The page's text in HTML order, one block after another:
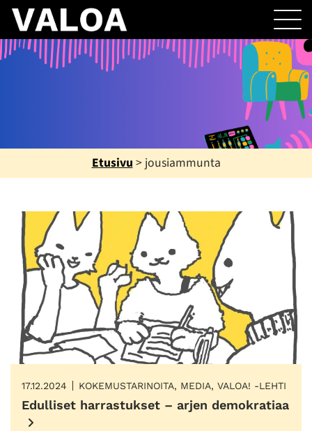
Etusivu > jousiammunta
17.12.2024 KOKEMUSTARINOITA, MEDIA, VALOA! -LEHTI
Edulliset harrastukset – arjen demokratiaa